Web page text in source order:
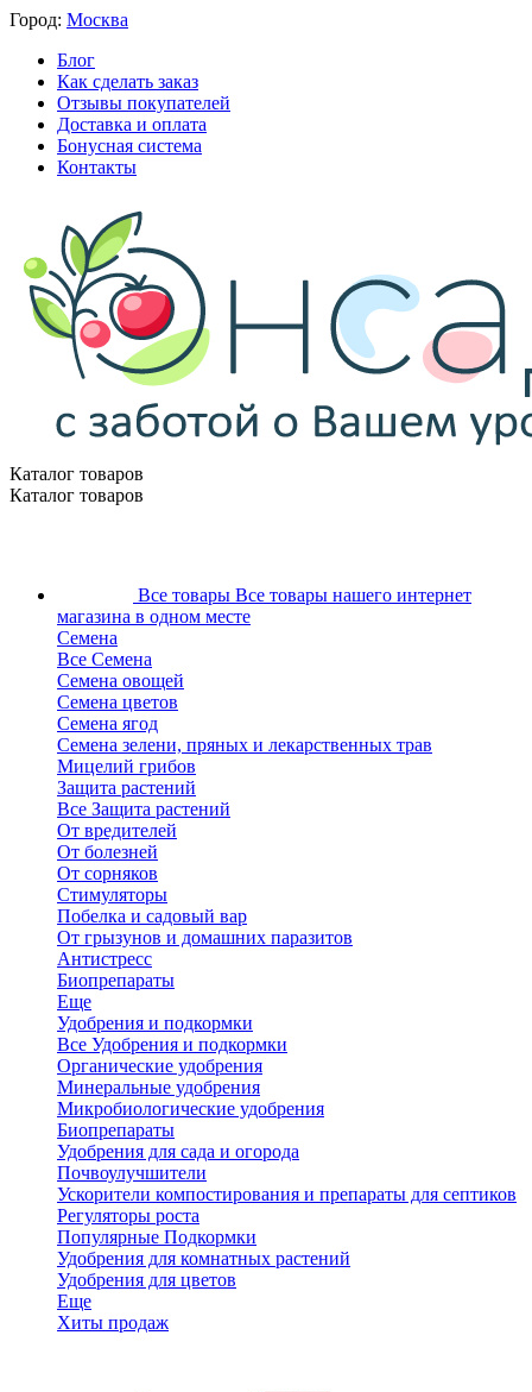
Город: Москва
Блог
Как сделать заказ
Отзывы покупателей
Доставка и оплата
Бонусная система
Контакты
Каталог товаров
Каталог товаров
Все товары Все товары нашего интернет
магазина в одном месте
Семена
Все Семена
Семена овощей
Семена цветов
Семена ягод
Семена зелени, пряных и лекарственных трав
Мицелий грибов
Защита растений
Все Защита растений
От вредителей
От болезней
От сорняков
Стимуляторы
Побелка и садовый вар
От грызунов и домашних паразитов
Антистресс
Биопрепараты
Еще
Удобрения и подкормки
Все Удобрения и подкормки
Органические удобрения
Минеральные удобрения
Микробиологические удобрения
Биопрепараты
Удобрения для сада и огорода
Почвоулучшители
Ускорители компостирования и препараты для септиков
Регуляторы роста
Популярные Подкормки
Удобрения для комнатных растений
Удобрения для цветов
Еще
Хиты продаж